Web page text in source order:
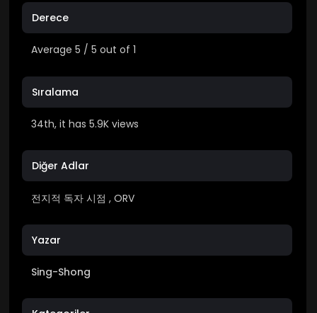
Derece
Average5 /5 out of1
Sıralama
34th, it has 5.9K views
Diğer Adlar
전지적 독자 시점 , ORV
Yazar
Sing-Shong